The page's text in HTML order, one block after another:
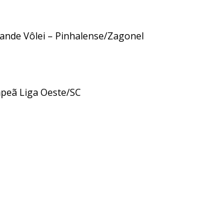
Vôlei – Pinhalense/Zagonel
Liga Oeste/SC